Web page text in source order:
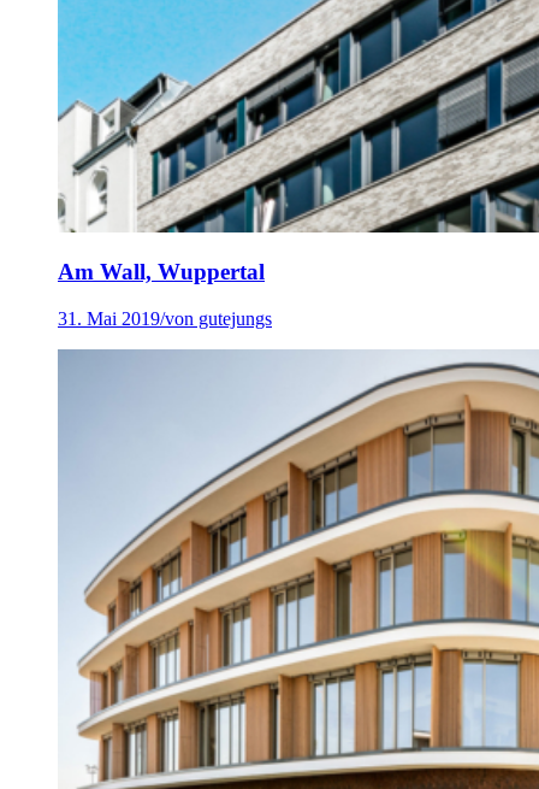
Am Wall, Wuppertal
31. Mai 2019/von gutejungs